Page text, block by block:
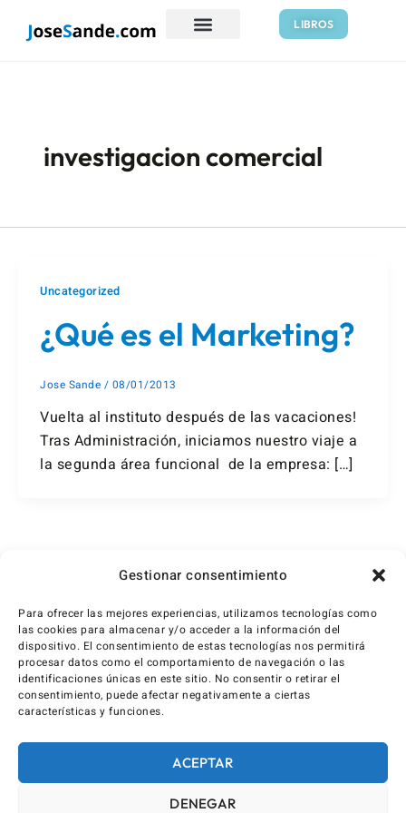
Gestionar consentimiento
Para ofrecer las mejores experiencias, utilizamos tecnologías como
las cookies para almacenar y/o acceder a la información del
dispositivo. El consentimiento de estas tecnologías nos permitirá
procesar datos como el comportamiento de navegación o las
identificaciones únicas en este sitio. No consentir o retirar el
consentimiento, puede afectar negativamente a ciertas
características y funciones.
ACEPTAR
DENEGAR
LIBROS
investigacion comercial
Uncategorized
¿Qué es el Marketing?
Jose Sande / 08/01/2013
Vuelta al instituto después de las vacaciones!
Tras Administración, iniciamos nuestro viaje a
la segunda área funcional de la empresa: […]
de
2 … 4 Siguiente